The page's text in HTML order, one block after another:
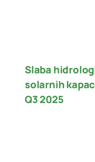
Slaba
solarnih
Q3 2025